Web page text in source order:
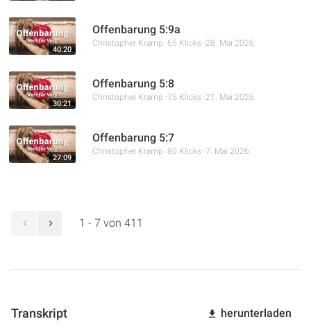
40:20
Offenbarung 5:9a
Christopher Kramp 65 Klicks 28. Mai 2026
30:21
Offenbarung 5:8
Christopher Kramp 75 Klicks 21. Mai 2026
27:09
Offenbarung 5:7
Christopher Kramp 80 Klicks 7. Mai 2026
1 - 7 von 411
Transkript herunterladen